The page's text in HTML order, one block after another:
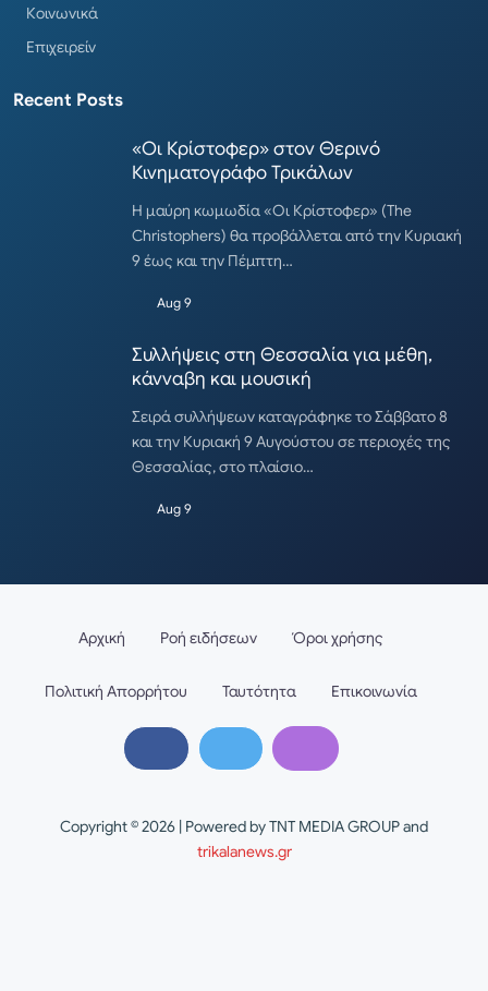
Κοινωνικά
Επιχειρείν
Recent Posts
«Οι Κρίστοφερ» στον Θερινό
Κινηματογράφο Τρικάλων
Η μαύρη κωμωδία «Οι Κρίστοφερ» (The
Christophers) θα προβάλλεται από την Κυριακή
9 έως και την Πέμπτη…
Aug 9
Συλλήψεις στη Θεσσαλία για μέθη,
κάνναβη και μουσική
Σειρά συλλήψεων καταγράφηκε το Σάββατο 8
και την Κυριακή 9 Αυγούστου σε περιοχές της
Θεσσαλίας, στο πλαίσιο…
Aug 9
Copyright © 2026 | Powered by TNT MEDIA GROUP and
trikalanews.gr
Αρχική Ροή ειδήσεων Όροι χρήσης
Πολιτική Απορρήτου Ταυτότητα Επικοινωνία